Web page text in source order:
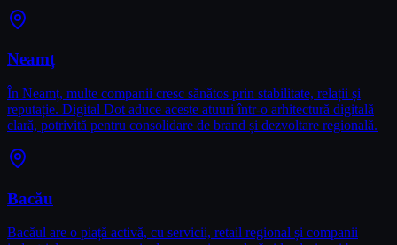
Neamț
În Neamț, multe companii cresc sănătos prin stabilitate, relații și
reputație. Digital Dot aduce aceste atuuri într-o arhitectură digitală
clară, potrivită pentru consolidare de brand și dezvoltare regională.
Bacău
Bacăul are o piață activă, cu servicii, retail regional și companii